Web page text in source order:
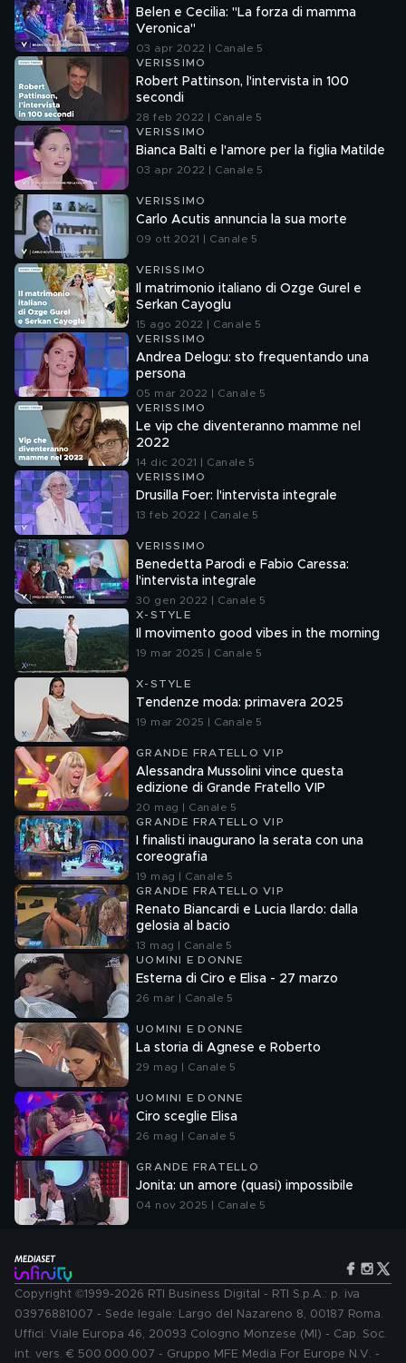
Belen e Cecilia: "La forza di mamma
Veronica"
03 apr 2022 | Canale 5
VERISSIMO
Robert Pattinson, l'intervista in 100
secondi
28 feb 2022 | Canale 5
VERISSIMO
Bianca Balti e l'amore per la figlia Matilde
03 apr 2022 | Canale 5
VERISSIMO
Carlo Acutis annuncia la sua morte
09 ott 2021 | Canale 5
VERISSIMO
Il matrimonio italiano di Ozge Gurel e
Serkan Cayoglu
15 ago 2022 | Canale 5
VERISSIMO
Andrea Delogu: sto frequentando una
persona
05 mar 2022 | Canale 5
VERISSIMO
Le vip che diventeranno mamme nel
2022
14 dic 2021 | Canale 5
VERISSIMO
Drusilla Foer: l'intervista integrale
13 feb 2022 | Canale 5
VERISSIMO
Benedetta Parodi e Fabio Caressa:
l'intervista integrale
30 gen 2022 | Canale 5
X-STYLE
Il movimento good vibes in the morning
19 mar 2025 | Canale 5
X-STYLE
Tendenze moda: primavera 2025
19 mar 2025 | Canale 5
GRANDE FRATELLO VIP
Alessandra Mussolini vince questa
edizione di Grande Fratello VIP
20 mag | Canale 5
GRANDE FRATELLO VIP
I finalisti inaugurano la serata con una
coreografia
19 mag | Canale 5
GRANDE FRATELLO VIP
Renato Biancardi e Lucia Ilardo: dalla
gelosia al bacio
13 mag | Canale 5
UOMINI E DONNE
Esterna di Ciro e Elisa - 27 marzo
26 mar | Canale 5
UOMINI E DONNE
La storia di Agnese e Roberto
29 mag | Canale 5
UOMINI E DONNE
Ciro sceglie Elisa
26 mag | Canale 5
GRANDE FRATELLO
Jonita: un amore (quasi) impossibile
04 nov 2025 | Canale 5
Copyright ©1999-2026 RTI Business Digital - RTI S.p.A.: p. iva
03976881007 - Sede legale: Largo del Nazareno 8, 00187 Roma.
Uffici: Viale Europa 46, 20093 Cologno Monzese (MI) - Cap. Soc.
int. vers. € 500.000.007 - Gruppo MFE Media For Europe N.V. -